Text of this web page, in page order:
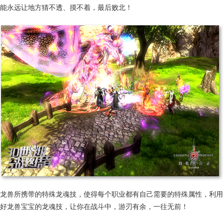
能永远让地方猜不透、摸不着，最后败北！
龙兽所携带的特殊龙魂技，使得每个职业都有自己需要的特殊属性，利用
好龙兽宝宝的龙魂技，让你在战斗中，游刃有余，一往无前！